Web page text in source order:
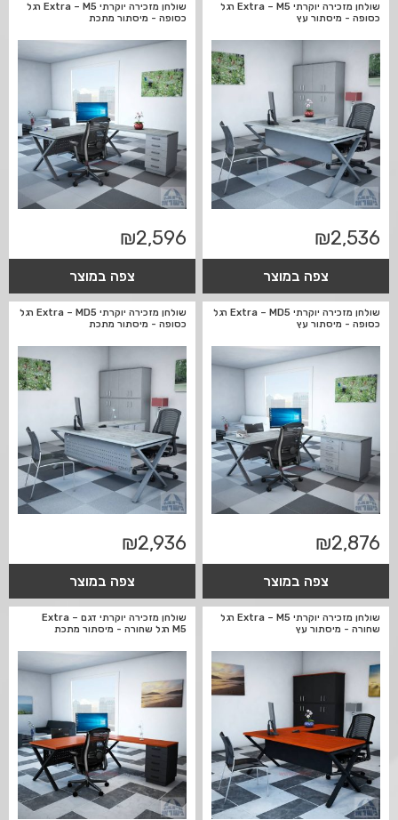
שולחן מזכירה יוקרתי Extra – M5 רגל
כסופה - מיסתור עץ
₪2,536
צפה במוצר
שולחן מזכירה יוקרתי Extra – M5 רגל
כסופה - מיסתור מתכת
₪2,596
צפה במוצר
שולחן מזכירה יוקרתי Extra – MD5 רגל
כסופה - מיסתור עץ
₪2,876
צפה במוצר
שולחן מזכירה יוקרתי Extra – MD5 רגל
כסופה - מיסתור מתכת
₪2,936
צפה במוצר
שולחן מזכירה יוקרתי Extra – M5 רגל
שחורה - מיסתור עץ
שולחן מזכירה יוקרתי דגם Extra –
M5 רגל שחורה - מיסתור מתכת